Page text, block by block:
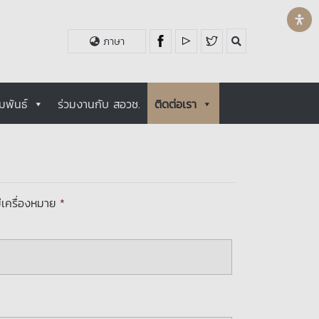
ภาษา
พันธ์ ร่วมงานกับ สอวช. ติดต่อเรา
รื่องหมาย *